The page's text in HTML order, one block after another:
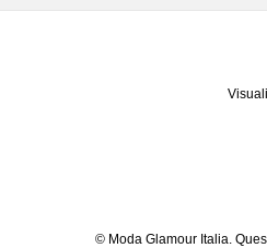
© Moda Glamour Italia.